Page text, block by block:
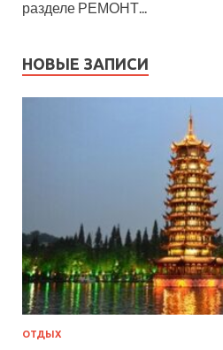
разделе РЕМОНТ...
НОВЫЕ ЗАПИСИ
ОТДЫХ